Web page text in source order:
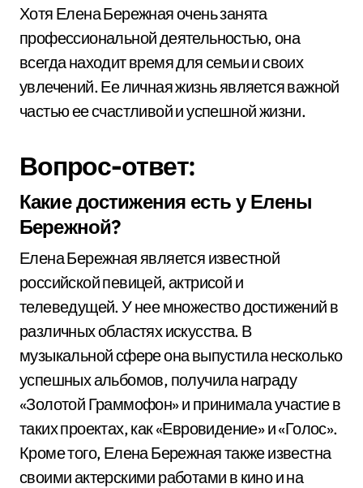
Хотя Елена Бережная очень занята
профессиональной деятельностью, она
всегда находит время для семьи и своих
увлечений. Ее личная жизнь является важной
частью ее счастливой и успешной жизни.
Вопрос-ответ:
Какие достижения есть у Елены
Бережной?
Елена Бережная является известной
российской певицей, актрисой и
телеведущей. У нее множество достижений в
различных областях искусства. В
музыкальной сфере она выпустила несколько
успешных альбомов, получила награду
«Золотой Граммофон» и принимала участие в
таких проектах, как «Евровидение» и «Голос».
Кроме того, Елена Бережная также известна
своими актерскими работами в кино и на